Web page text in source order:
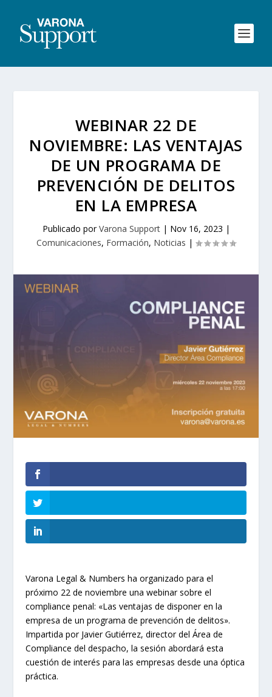
WEBINAR 22 DE
NOVIEMBRE: LAS VENTAJAS
DE UN PROGRAMA DE
PREVENCIÓN DE DELITOS
EN LA EMPRESA
Publicado porVarona Support| Nov 16, 2023 |
Comunicaciones, Formación, Noticias |
Varona Legal & Numbers ha organizado para el
próximo 22 de noviembre una webinar sobre el
compliance penal: «Las ventajas de disponer en la
empresa de un programa de prevención de delitos».
Impartida por Javier Gutiérrez, director del Área de
Compliance del despacho, la sesión abordará esta
cuestión de interés para las empresas desde una óptica
práctica.